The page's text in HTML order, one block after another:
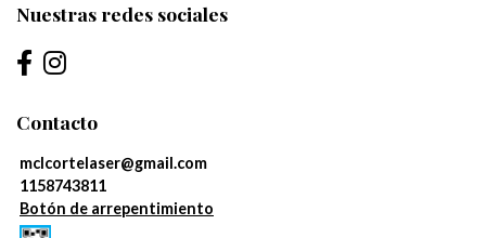
Nuestras redes sociales
Contacto
mclcortelaser@gmail.com
1158743811
Botón de arrepentimiento